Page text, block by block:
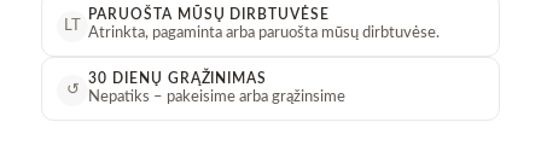
PARUOŠTA MŪSŲ DIRBTUVĖSE
Atrinkta, pagaminta arba paruošta mūsų dirbtuvėse.
↺
30 DIENŲ GRĄŽINIMAS
Nepatiks – pakeisime arba grąžinsime